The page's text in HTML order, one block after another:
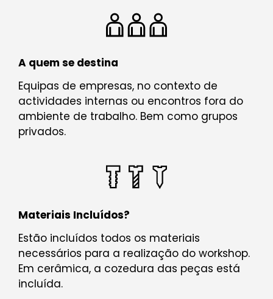
A quem se destina
Equipas de empresas, no contexto de
actividades internas ou encontros fora do
ambiente de trabalho. Bem como grupos
privados.
Materiais Incluídos?
Estão incluídos todos os materiais
necessários para a realização do workshop.
Em cerâmica, a cozedura das peças está
incluída.